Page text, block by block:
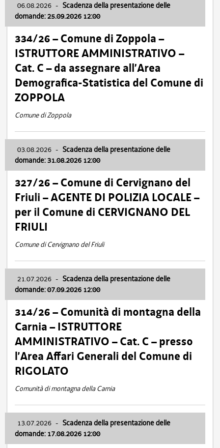
06.08.2026 - Scadenza della presentazione delle
domande: 25.09.2026 12:00
334/26 – Comune di Zoppola –
ISTRUTTORE AMMINISTRATIVO –
Cat. C – da assegnare all’Area
Demografica-Statistica del Comune di
ZOPPOLA
Comune di Zoppola
03.08.2026 - Scadenza della presentazione delle
domande: 31.08.2026 12:00
327/26 – Comune di Cervignano del
Friuli – AGENTE DI POLIZIA LOCALE –
per il Comune di CERVIGNANO DEL
FRIULI
Comune di Cervignano del Friuli
21.07.2026 - Scadenza della presentazione delle
domande: 07.09.2026 12:00
314/26 – Comunità di montagna della
Carnia – ISTRUTTORE
AMMINISTRATIVO – Cat. C – presso
l’Area Affari Generali del Comune di
RIGOLATO
Comunità di montagna della Carnia
13.07.2026 - Scadenza della presentazione delle
domande: 17.08.2026 12:00